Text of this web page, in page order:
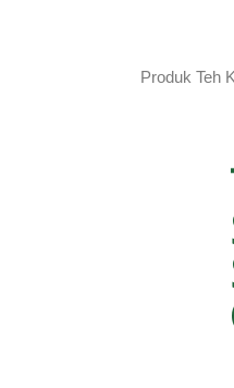
Produk Teh